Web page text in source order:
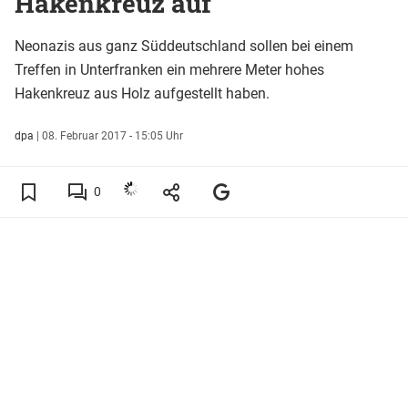
Neonazis aus ganz Süddeutschland sollen bei einem
Treffen in Unterfranken ein mehrere Meter hohes
Hakenkreuz aus Holz aufgestellt haben.
dpa | 08. Februar 2017 - 15:05 Uhr
0